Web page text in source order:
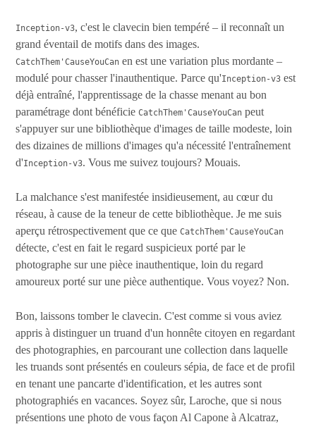
Inception-v3, c'est le clavecin bien tempéré – il reconnaît un
grand éventail de motifs dans des images.
CatchThem'CauseYouCan en est une variation plus mordante –
modulé pour chasser l'inauthentique. Parce qu'Inception-v3 est
déjà entraîné, l'apprentissage de la chasse menant au bon
paramétrage dont bénéficieCatchThem'CauseYouCan peut
s'appuyer sur une bibliothèque d'images de taille modeste, loin
des dizaines de millions d'images qu'a nécessité l'entraînement
d'Inception-v3. Vous me suivez toujours? Mouais.
La malchance s'est manifestée insidieusement, au cœur du
réseau, à cause de la teneur de cette bibliothèque. Je me suis
aperçu rétrospectivement que ce queCatchThem'CauseYouCan
détecte, c'est en fait le regard suspicieux porté par le
photographe sur une pièce inauthentique, loin du regard
amoureux porté sur une pièce authentique. Vous voyez? Non.
Bon, laissons tomber le clavecin. C'est comme si vous aviez
appris à distinguer un truand d'un honnête citoyen en regardant
des photographies, en parcourant une collection dans laquelle
les truands sont présentés en couleurs sépia, de face et de profil
en tenant une pancarte d'identification, et les autres sont
photographiés en vacances. Soyez sûr, Laroche, que si nous
présentions une photo de vous façon Al Capone à Alcatraz,